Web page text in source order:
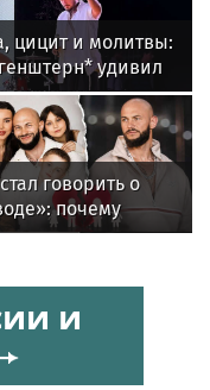
цицит и молитвы:
удивил
новым
и
говорить о
почему
после
сделал
своих детей
и